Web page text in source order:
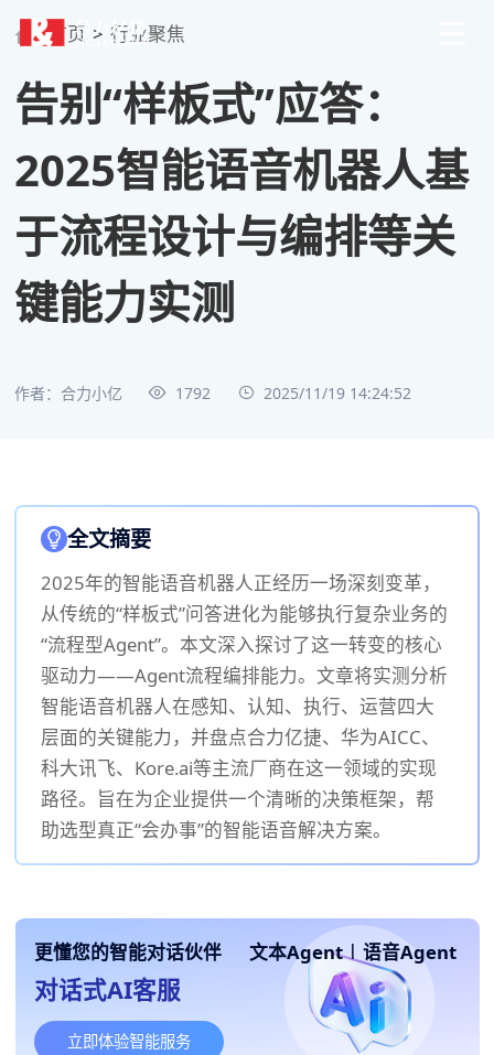
首页 > 行业聚焦
告别“样板式”应答：
2025智能语音机器人基
于流程设计与编排等关
键能力实测
作者：合力小亿 1792 2025/11/19 14:24:52
全文摘要
2025年的智能语音机器人正经历一场深刻变革，
从传统的“样板式”问答进化为能够执行复杂业务的
“流程型Agent”。本文深入探讨了这一转变的核心
驱动力——Agent流程编排能力。文章将实测分析
智能语音机器人在感知、认知、执行、运营四大
层面的关键能力，并盘点合力亿捷、华为AICC、
科大讯飞、Kore.ai等主流厂商在这一领域的实现
路径。旨在为企业提供一个清晰的决策框架，帮
助选型真正“会办事”的智能语音解决方案。
更懂您的智能对话伙伴 文本Agent | 语音Agent
对话式AI客服
立即体验智能服务